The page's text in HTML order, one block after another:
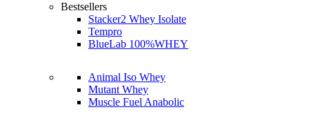
Bestsellers
Stacker2 Whey Isolate
Tempro
BlueLab 100%WHEY
Animal Iso Whey
Mutant Whey
Muscle Fuel Anabolic